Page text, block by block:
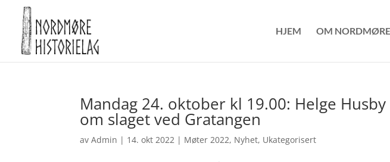
HJEM OM
Mandag 24. oktober kl 19.00: Helge
om slaget ved Gratangen
avAdmin | 14. okt 2022 | Møter 2022, Nyhet, Ukategorisert